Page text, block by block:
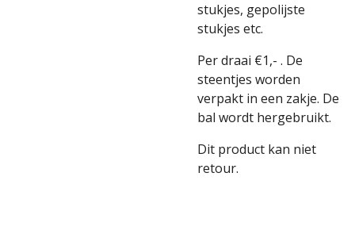
stukjes, gepolijste
stukjes etc.
Per draai €1,- . De
steentjes worden
verpakt in een zakje. De
bal wordt hergebruikt.
Dit product kan niet
retour.